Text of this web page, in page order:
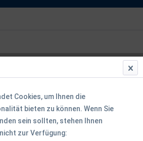
Cookies, um Ihnen die
bieten zu können. Wenn Sie
sein sollten, stehen Ihnen
zur Verfügung: